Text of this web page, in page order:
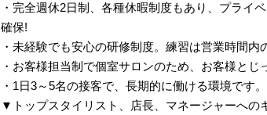
・完全週休2日制、各種休暇制度もあり、プライ
確保!
・未経験でも安心の研修制度。練習は営業時間内
・お客様担当制で個室サロンのため、お客様とじ
・1日3～5名の接客で、長期的に働ける環境です。
▼トップスタイリスト、店長、マネージャーへの